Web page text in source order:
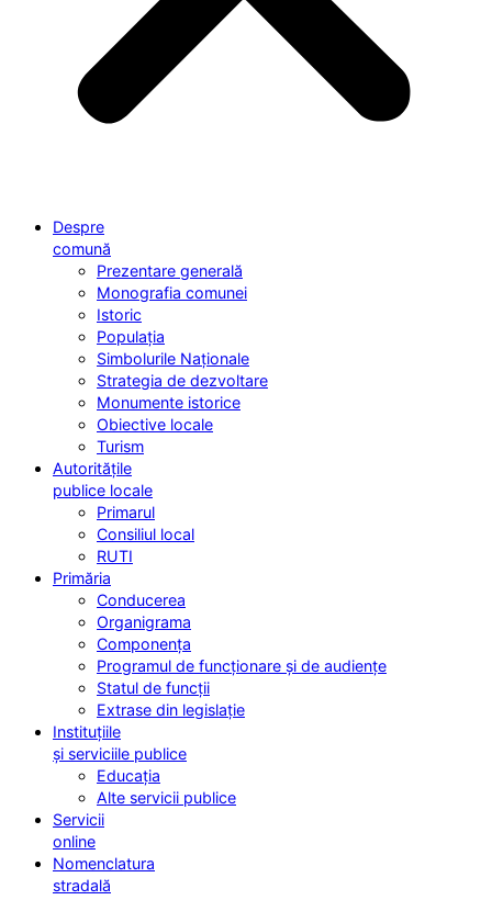
Despre
comună
Prezentare generală
Monografia comunei
Istoric
Populația
Simbolurile Naționale
Strategia de dezvoltare
Monumente istorice
Obiective locale
Turism
Autoritățile
publice locale
Primarul
Consiliul local
RUTI
Primăria
Conducerea
Organigrama
Componența
Programul de funcționare și de audiențe
Statul de funcții
Extrase din legislație
Instituțiile
și serviciile publice
Educația
Alte servicii publice
Servicii
online
Nomenclatura
stradală